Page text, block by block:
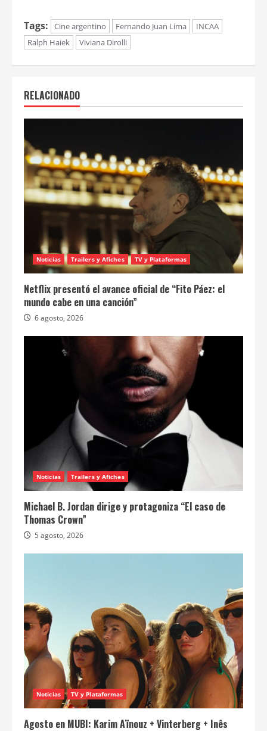
Tags: Cine argentino Fernando Juan Lima
INCAA
Ralph Haiek
Viviana Dirolli
RELACIONADO
Noticias Trailers y Afiches TV y Plataformas
Netflix presentó el avance oficial de “Fito Páez: el
mundo cabe en una canción”
6 agosto, 2026
Noticias Trailers y Afiches
Michael B. Jordan dirige y protagoniza “El caso de
Thomas Crown”
5 agosto, 2026
Noticias TV y Plataformas
Agosto en MUBI: Karim Aïnouz + Vinterberg + Inês